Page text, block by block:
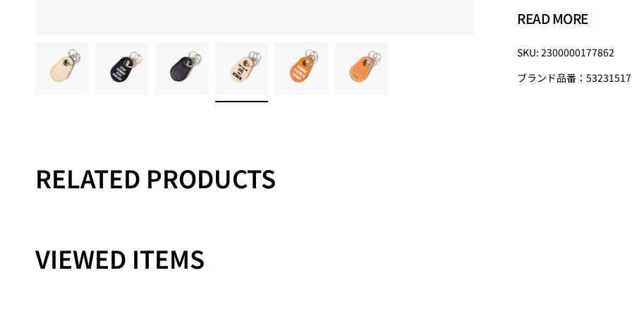
栃木レザー牛革（厚口
シルバー金具を使用。
・簡易パッケージ入
READ MORE
SKU: 2300000177862
ブランド品番：
RELATED PRODUCTS
VIEWED ITEMS